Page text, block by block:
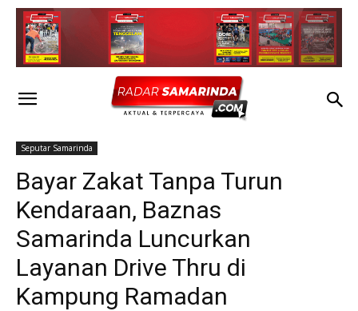
Seputar Samarinda
Bayar Zakat Tanpa Turun
Kendaraan, Baznas
Samarinda Luncurkan
Layanan Drive Thru di
Kampung Ramadan